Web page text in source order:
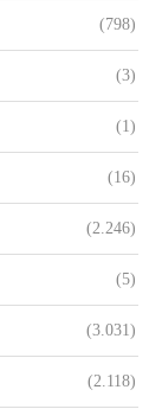
(798)
(3)
(1)
(16)
(2.246)
(5)
(3.031)
(2.118)